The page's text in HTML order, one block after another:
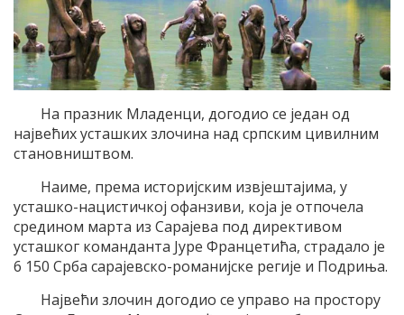
На празник Младенци, догодио се један од
највећих усташких злочина над српским цивилним
становништвом.
Наиме, према историјским извјештајима, у
усташко-нацистичкој офанзиви, која је отпочела
средином марта из Сарајева под директивом
усташког команданта Јуре Францетића, страдало је
6 150 Срба сарајевско-романијске регије и Подриња.
Највећи злочин догодио се управо на простору